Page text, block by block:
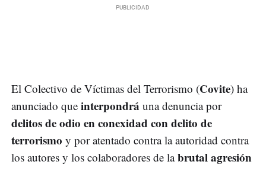
El Colectivo de Víctimas del Terrorismo (Covite) ha
anunciado que interpondrá una denuncia por
delitos de odio en conexidad con delito de
terrorismo y por atentado contra la autoridad contra
los autores y los colaboradores de labrutal agresión